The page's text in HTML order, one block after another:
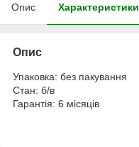
Опис Характеристики
Опис
Упаковка: без пакування
Стан: б/в
Гарантія: 6 місяців